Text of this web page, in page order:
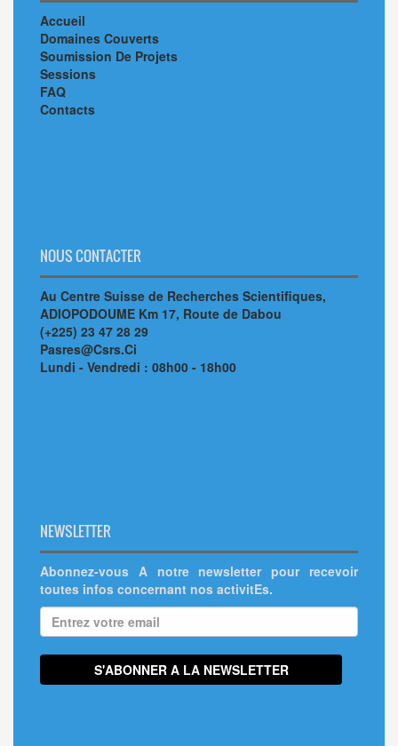
Accueil
Domaines Couverts
Soumission De Projets
Sessions
FAQ
Contacts
NOUS CONTACTER
Au Centre Suisse de Recherches Scientifiques,
ADIOPODOUME Km 17, Route de Dabou
(+225) 23 47 28 29
Pasres@Csrs.Ci
Lundi - Vendredi : 08h00 - 18h00
NEWSLETTER
Abonnez-vous A notre newsletter pour recevoir
toutes infos concernant nos activitEs.